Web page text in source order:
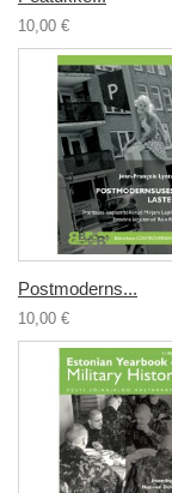
10,00 €
Postmoderns...
10,00 €